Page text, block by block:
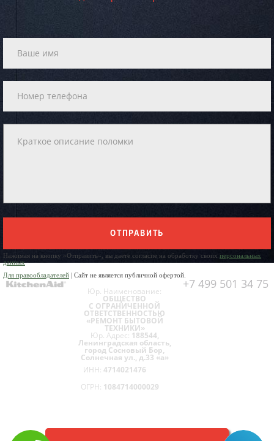
ОТПРАВИТЬ
Нажимая на кнопку «Отправить», вы даете согласие на обработку своих персональных
данных
Для правообладателей | Сайт не является публичной офертой.
+7 499 501 34 75
Юр. Наименование:
ОБЩЕСТВО
С ОГРАНИЧЕННОЙ
ОТВЕТСТВЕННОСТЬЮ
«РЕМОНТ БЫТОВОЙ
ТЕХНИКИ»
Юр. Адрес: 188544,
Ленинградская область,
город Сосновый Бор,
Солнечная ул., д.33 «а»
ИНН: 4714021476
ОГРН: 1084714000029